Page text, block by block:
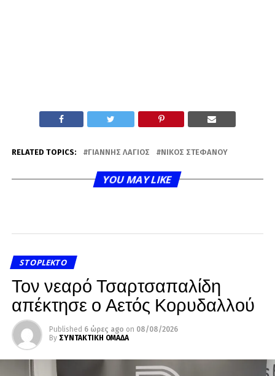
RELATED TOPICS: ΓΙΆΝΝΗΣ ΛΆΓΙΟΣ ΝΊΚΟΣ ΣΤΕΦΆΝΟΥ
YOU MAY LIKE
STOPLEKTO
Τον νεαρό Τσαρτσαπαλίδη
απέκτησε ο Αετός Κορυδαλλού
Published 6 ώρες ago on 08/08/2026
By ΣΥΝΤΑΚΤΙΚΗ ΟΜΑΔΑ